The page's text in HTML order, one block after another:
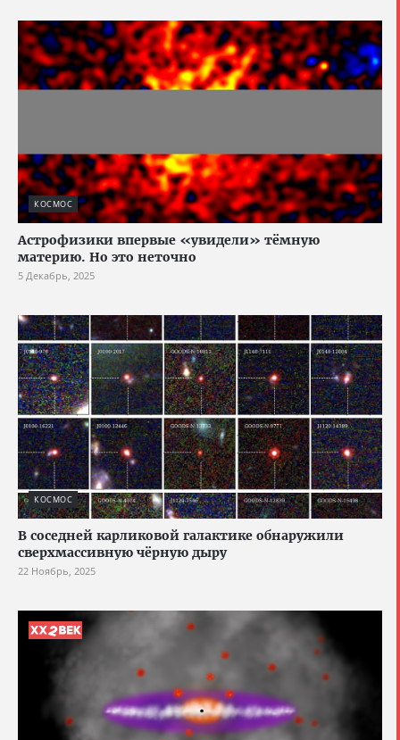
КОСМОС
Астрофизики впервые «увидели» тёмную
материю. Но это неточно
5 Декабрь, 2025
КОСМОС
В соседней карликовой галактике обнаружили
сверхмассивную чёрную дыру
22 Ноябрь, 2025